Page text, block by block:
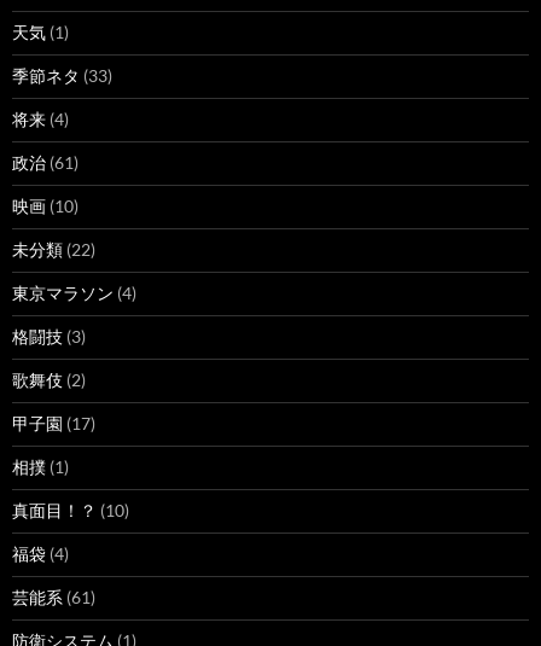
天気 (1)
季節ネタ (33)
将来 (4)
政治 (61)
映画 (10)
未分類 (22)
東京マラソン (4)
格闘技 (3)
歌舞伎 (2)
甲子園 (17)
相撲 (1)
真面目！？ (10)
福袋 (4)
芸能系 (61)
防衛システム (1)